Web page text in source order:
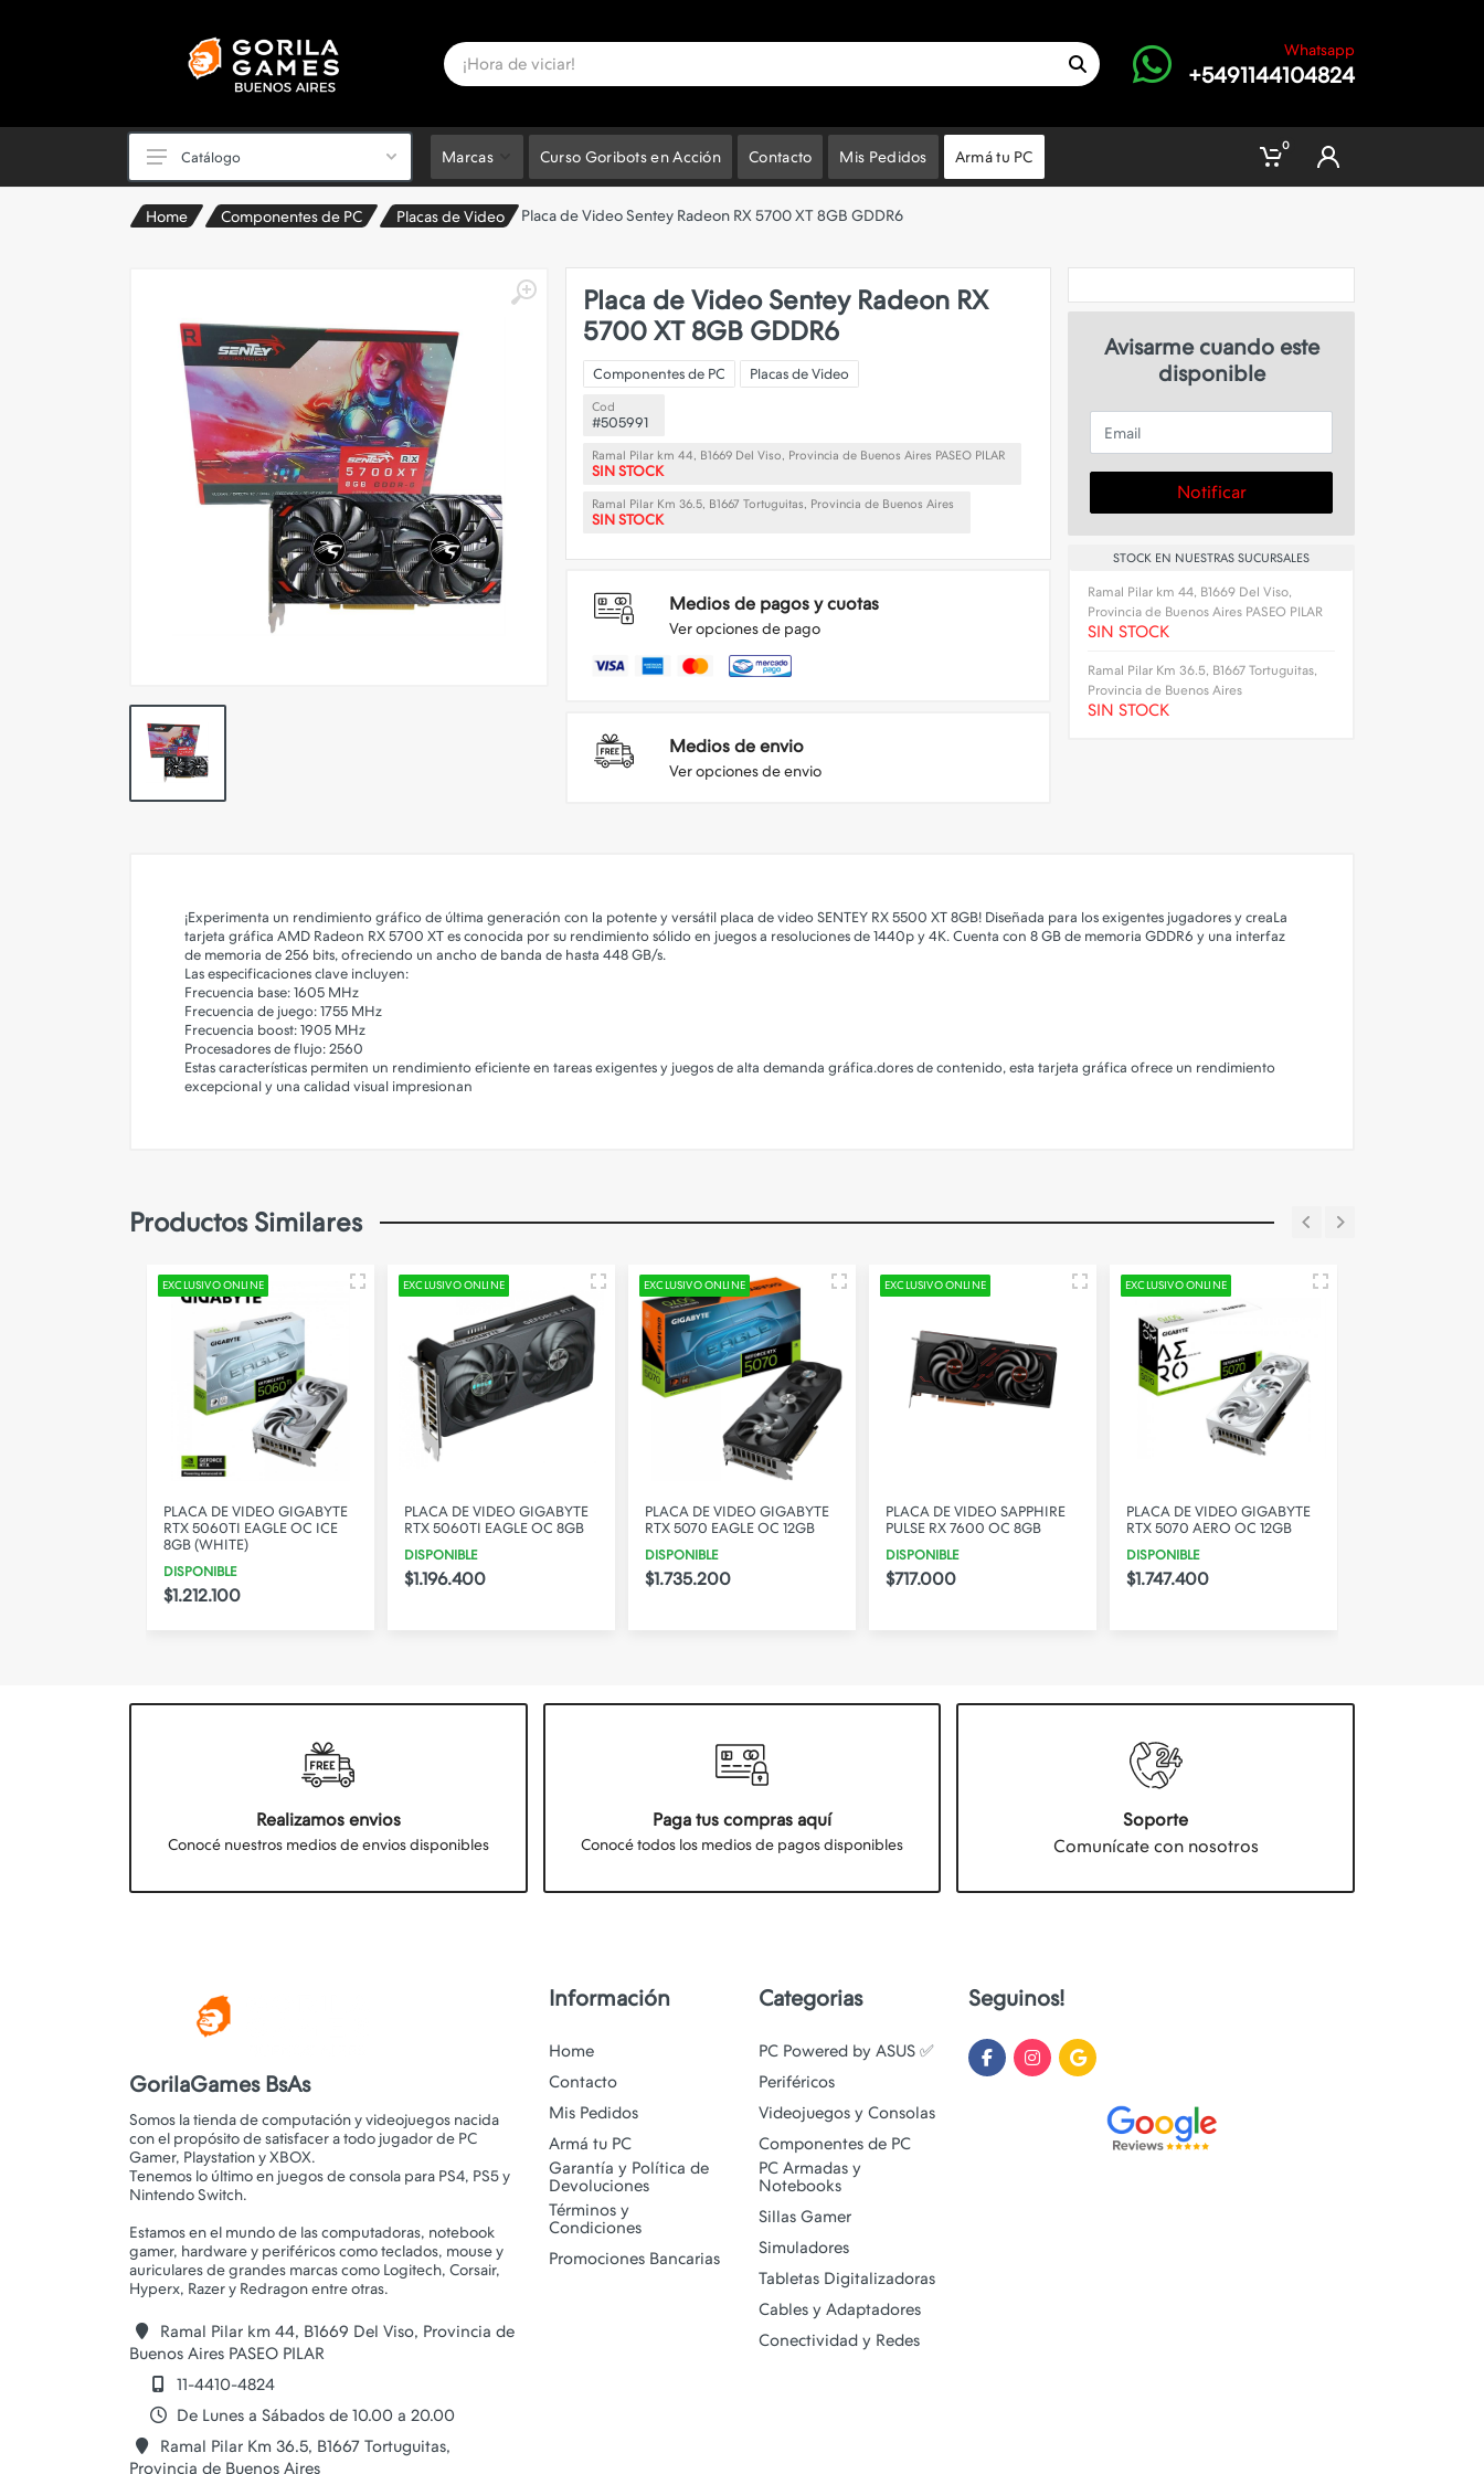
Whatsapp
+5491144104824
Videojuegos y Consolas
Componentes de PC
PC Armadas y Notebooks
Sillas Gamer
Simuladores
Tabletas Digitalizadoras
Cables y Adaptadores
Conectividad y Redes
Outlet
Catálogo Marcas Curso Goribots en Acción Contacto Mis Pedidos Armá tu PC
0
Home Componentes de PC Placas de Video Placa de Video Sentey Radeon RX 5700 XT 8GB GDDR6
Placa de Video Sentey Radeon RX
5700 XT 8GB GDDR6
Componentes de PC Placas de Video
Cod
#505991
Ramal Pilar km 44, B1669 Del Viso, Provincia de Buenos Aires PASEO PILAR
SIN STOCK
Ramal Pilar Km 36.5, B1667 Tortuguitas, Provincia de Buenos Aires
SIN STOCK
Medios de pagos y cuotas
Ver opciones de pago
Medios de envio
Ver opciones de envio
Avisarme cuando este
disponible
Email
Notificar
STOCK EN NUESTRAS SUCURSALES
Ramal Pilar km 44, B1669 Del Viso,
Provincia de Buenos Aires PASEO PILAR
SIN STOCK
Ramal Pilar Km 36.5, B1667 Tortuguitas,
Provincia de Buenos Aires
SIN STOCK
¡Experimenta un rendimiento gráfico de última generación con la potente y versátil placa de video SENTEY RX 5500 XT 8GB! Diseñada para los exigentes jugadores y creaLa
tarjeta gráfica AMD Radeon RX 5700 XT es conocida por su rendimiento sólido en juegos a resoluciones de 1440p y 4K. Cuenta con 8 GB de memoria GDDR6 y una interfaz
de memoria de 256 bits, ofreciendo un ancho de banda de hasta 448 GB/s. ​
Las especificaciones clave incluyen:​
Frecuencia base: 1605 MHz​
Frecuencia de juego: 1755 MHz​
Frecuencia boost: 1905 MHz​
Procesadores de flujo: 2560​
Estas características permiten un rendimiento eficiente en tareas exigentes y juegos de alta demanda gráfica.dores de contenido, esta tarjeta gráfica ofrece un rendimiento
excepcional y una calidad visual impresionan
Productos Similares
EXCLUSIVO ONLINE
PLACA DE VIDEO GIGABYTE
RTX 5060TI EAGLE OC ICE
8GB (WHITE)
DISPONIBLE
$1.212.100
EXCLUSIVO ONLINE
PLACA DE VIDEO GIGABYTE
RTX 5060TI EAGLE OC 8GB
DISPONIBLE
$1.196.400
EXCLUSIVO ONLINE
PLACA DE VIDEO GIGABYTE
RTX 5070 EAGLE OC 12GB
DISPONIBLE
$1.735.200
EXCLUSIVO ONLINE
PLACA DE VIDEO SAPPHIRE
PULSE RX 7600 OC 8GB
DISPONIBLE
$717.000
EXCLUSIVO ONLINE
PLACA DE VIDEO GIGABYTE
RTX 5070 AERO OC 12GB
DISPONIBLE
$1.747.400
Realizamos envios
Conocé nuestros medios de envios disponibles
Paga tus compras aquí
Conocé todos los medios de pagos disponibles
Soporte
Comunícate con nosotros
GorilaGames BsAs
Somos la tienda de computación y videojuegos nacida
con el propósito de satisfacer a todo jugador de PC
Gamer, Playstation y XBOX.
Tenemos lo último en juegos de consola para PS4, PS5 y
Nintendo Switch.
Estamos en el mundo de las computadoras, notebook
gamer, hardware y periféricos como teclados, mouse y
auriculares de grandes marcas como Logitech, Corsair,
Ramal Pilar km 44, B1669 Del Viso, Provincia de
Buenos Aires PASEO PILAR
11-4410-4824
De Lunes a Sábados de 10.00 a 20.00
Ramal Pilar Km 36.5, B1667 Tortuguitas,
Provincia de Buenos Aires
Información
Home
Contacto
Mis Pedidos
Armá tu PC
Garantía y Política de
Devoluciones
Términos y
Condiciones
Promociones Bancarias
Categorias
PC Powered by ASUS ✅
Periféricos
Videojuegos y Consolas
Componentes de PC
PC Armadas y
Notebooks
Sillas Gamer
Simuladores
Tabletas Digitalizadoras
Cables y Adaptadores
Conectividad y Redes
Seguinos!